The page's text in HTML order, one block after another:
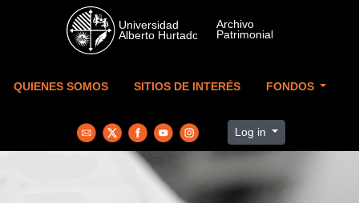
Skip to main content
QUIENES SOMOS SITIOS DE INTERÉS FONDOS
Log in